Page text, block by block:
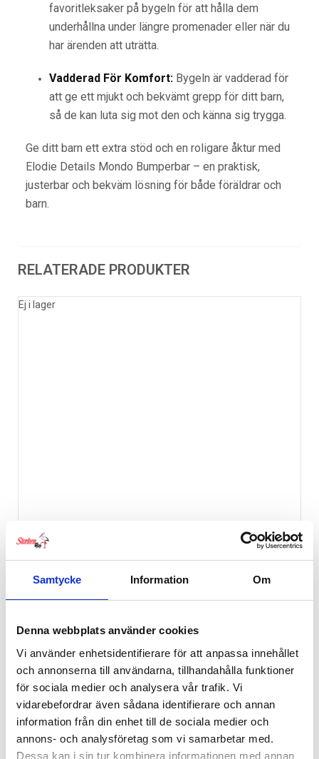
Samtycke Information Om
Denna webbplats använder cookies
Vi använder enhetsidentifierare för att anpassa innehållet
och annonserna till användarna, tillhandahålla funktioner
för sociala medier och analysera vår trafik. Vi
vidarebefordrar även sådana identifierare och annan
information från din enhet till de sociala medier och
annons- och analysföretag som vi samarbetar med.
Dessa kan i sin tur kombinera informationen med annan
favoritleksaker på bygeln för att hålla dem
underhållna under längre promenader eller när du
har ärenden att uträtta.
Vadderad För Komfort:Bygeln är vadderad för
att ge ett mjukt och bekvämt grepp för ditt barn,
så de kan luta sig mot den och känna sig trygga.
Ge ditt barn ett extra stöd och en roligare åktur med
Elodie Details Mondo Bumperbar – en praktisk,
justerbar och bekväm lösning för både föräldrar och
barn.
RELATERADE PRODUKTER
Ej i lager
Emmaljunga Double Sento chassi inkl. 2st Flat
Seat – Urban Dune
14,995kr